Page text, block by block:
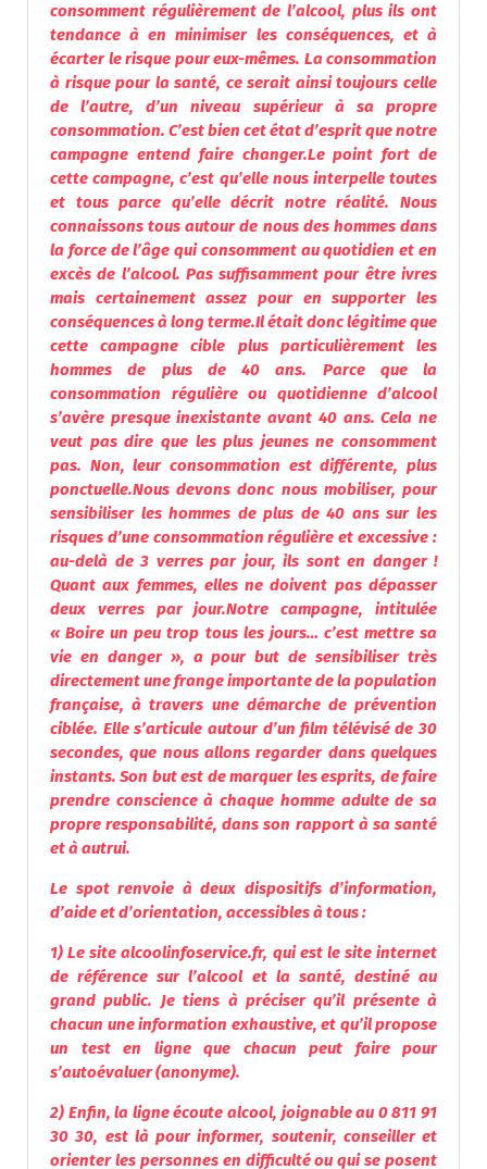
consomment régulièrement de l’alcool, plus ils ont
tendance à en minimiser les conséquences, et à
écarter le risque pour eux-mêmes. La consommation
à risque pour la santé, ce serait ainsi toujours celle
de l’autre, d’un niveau supérieur à sa propre
consommation. C’est bien cet état d’esprit que notre
campagne entend faire changer.Le point fort de
cette campagne, c’est qu’elle nous interpelle toutes
et tous parce qu’elle décrit notre réalité. Nous
connaissons tous autour de nous des hommes dans
la force de l’âge qui consomment au quotidien et en
excès de l’alcool. Pas suffisamment pour être ivres
mais certainement assez pour en supporter les
conséquences à long terme.Il était donc légitime que
cette campagne cible plus particulièrement les
hommes de plus de 40 ans. Parce que la
consommation régulière ou quotidienne d’alcool
s’avère presque inexistante avant 40 ans. Cela ne
veut pas dire que les plus jeunes ne consomment
pas. Non, leur consommation est différente, plus
ponctuelle.Nous devons donc nous mobiliser, pour
sensibiliser les hommes de plus de 40 ans sur les
risques d’une consommation régulière et excessive :
au-delà de 3 verres par jour, ils sont en danger !
Quant aux femmes, elles ne doivent pas dépasser
deux verres par jour.Notre campagne, intitulée
« Boire un peu trop tous les jours… c’est mettre sa
vie en danger », a pour but de sensibiliser très
directement une frange importante de la population
française, à travers une démarche de prévention
ciblée. Elle s’articule autour d’un film télévisé de 30
secondes, que nous allons regarder dans quelques
instants. Son but est de marquer les esprits, de faire
prendre conscience à chaque homme adulte de sa
propre responsabilité, dans son rapport à sa santé
et à autrui.
Le spot renvoie à deux dispositifs d’information,
d’aide et d’orientation, accessibles à tous :
1) Le sitealcoolinfoservice.fr, qui est le site internet
de référence sur l’alcool et la santé, destiné au
grand public. Je tiens à préciser qu’il présente à
chacun une information exhaustive, et qu’il propose
un test en ligne que chacun peut faire pour
s’autoévaluer (anonyme).
2) Enfin, la ligne écoute alcool, joignable au 0 811 91
30 30, est là pour informer, soutenir, conseiller et
orienter les personnes en difficulté ou qui se posent